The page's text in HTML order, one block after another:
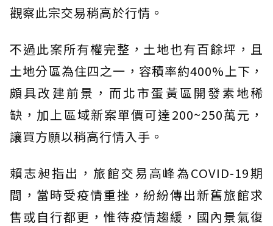
觀察此宗交易稍高於行情。
不過此案所有權完整，土地也有百餘坪，且
土地分區為住四之一，容積率約400%上下，
頗具改建前景，而北市蛋黃區開發素地稀
缺，加上區域新案單價可達200~250萬元，
讓買方願以稍高行情入手。
賴志昶指出，旅館交易高峰為COVID-19期
間，當時受疫情重挫，紛紛傳出新舊旅館求
售或自行都更，惟待疫情趨緩，國內景氣復